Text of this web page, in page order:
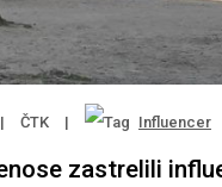
| ČTK | Influencer
zastrelili